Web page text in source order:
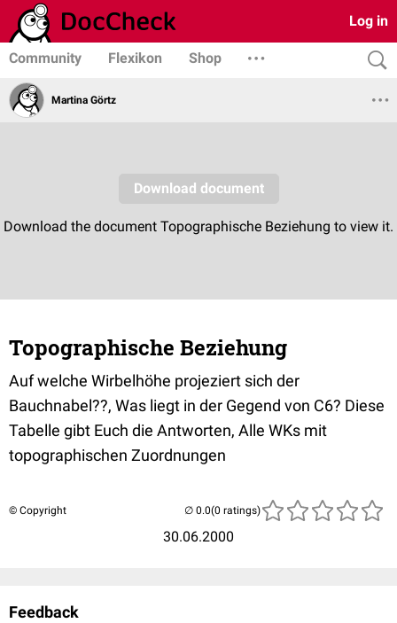
Log in
Community Flexikon Shop
Martina Görtz
Topographische Beziehung
Auf welche Wirbelhöhe projeziert sich der
Bauchnabel??, Was liegt in der Gegend von C6? Diese
Tabelle gibt Euch die Antworten, Alle WKs mit
topographischen Zuordnungen
© Copyright
30.06.2000
(0 ratings)
Feedback